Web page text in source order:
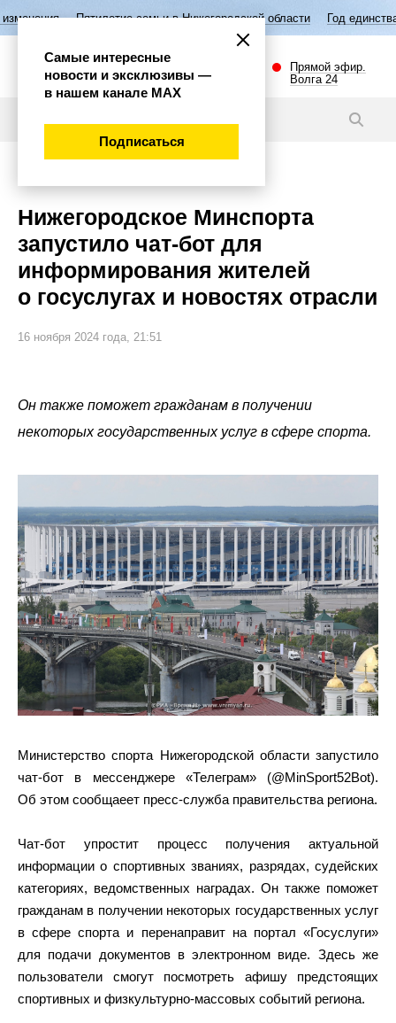
Пятилетие семьи в Нижегородской области Год единства народов
Прямой эфир.
Волга 24
Нижегородское Минспорта
запустило чат-бот для
информирования жителей
о госуслугах и новостях отрасли
16 ноября 2024 года, 21:51
Он также поможет гражданам в получении
некоторых государственных услуг в сфере спорта.
Министерство спорта Нижегородской области запустило
чат-бот в мессенджере «Телеграм» (@MinSport52Bot).
Об этом сообщаеет пресс-служба правительства региона.
Чат-бот упростит процесс получения актуальной
информации о спортивных званиях, разрядах, судейских
категориях, ведомственных наградах. Он также поможет
гражданам в получении некоторых государственных услуг
в сфере спорта и перенаправит на портал «Госуслуги»
для подачи документов в электронном виде. Здесь же
пользователи смогут посмотреть афишу предстоящих
спортивных и физкультурно-массовых событий региона.
Самые интересные
новости и эксклюзивы —
в нашем канале МАХ
Подписаться